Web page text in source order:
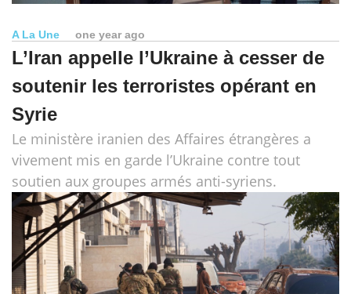
A La Une one year ago
L’Iran appelle l’Ukraine à cesser de
soutenir les terroristes opérant en
Syrie
Le ministère iranien des Affaires étrangères a
vivement mis en garde l’Ukraine contre tout
soutien aux groupes armés anti-syriens.